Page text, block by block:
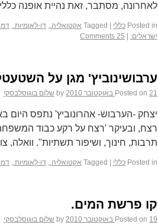
לאחרונה, מסתבר, זאת נהיית אופנה
Posted in כללי Tagged אקטואליה., דו-לאומיות.,
ישראלים.
25 Comments
ערבושינוביץ' מגן על
Posted on 21 באוקטובר 2010 by שלום בוגוסלבסקי
יצחק -הערבוש- אהרונוביץ' נתפס
רצח, ובעיקר 'רצח על רקע כבוד
תרבות, חינוך, ושיפור תשתיות".
Posted in כללי Tagged אקטואליה., דו-לאומיות.,
קו פרשת המים.
Posted on 19 באוקטובר 2010 by שלום בוגוסלבסקי